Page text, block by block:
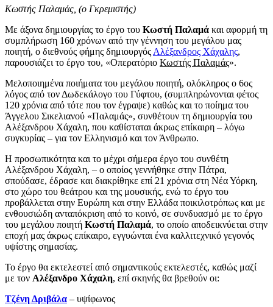
Κωστής Παλαμάς, (ο Γκρεμιστής)
Με άξονα δημιουργίας το έργο του Κωστή Παλαμά και αφορμή τη
συμπλήρωση 160 χρόνων από την γέννηση του μεγάλου μας
ποιητή, ο διεθνούς φήμης δημιουργός Αλέξανδρος Χάχαλης,
παρουσιάζει το έργο του, «Οπερατόριο Κωστής Παλαμάς».
Μελοποιημένα ποιήματα του μεγάλου ποιητή, ολόκληρος ο 6ος
λόγος από τον Δωδεκάλογο του Γύφτου, (συμπληρώνονται φέτος
120 χρόνια από τότε που τον έγραψε) καθώς και το ποίημα του
Άγγελου Σικελιανού «Παλαμάς», συνθέτουν τη δημιουργία του
Αλέξανδρου Χάχαλη, που καθίσταται άκρως επίκαιρη – λόγω
συγκυρίας – για τον Ελληνισμό και τον Άνθρωπο.
Η προσωπικότητα και το μέχρι σήμερα έργο του συνθέτη
Αλέξανδρου Χάχαλη, – ο οποίος γεννήθηκε στην Πάτρα,
σπούδασε, έδρασε και διακρίθηκε επί 21 χρόνια στη Νέα Υόρκη,
στο χώρο του θεάτρου και της μουσικής, ενώ το έργο του
προβάλλεται στην Ευρώπη και στην Ελλάδα ποικιλοτρόπως και με
ενθουσιώδη ανταπόκριση από το κοινό, σε συνδυασμό με το έργο
του μεγάλου ποιητή Κωστή Παλαμά, το οποίο αποδεικνύεται στην
εποχή μας άκρως επίκαιρο, εγγυώνται ένα καλλιτεχνικό γεγονός
υψίστης σημασίας.
Το έργο θα εκτελεστεί από σημαντικούς εκτελεστές, καθώς μαζί
με τον Αλέξανδρο Χάχαλη, επί σκηνής θα βρεθούν οι:
Τζένη Δριβάλα – υψίφωνος